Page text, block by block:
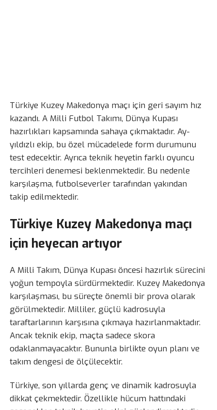
Türkiye Kuzey Makedonya maçı için geri sayım hız
kazandı. A Milli Futbol Takımı, Dünya Kupası
hazırlıkları kapsamında sahaya çıkmaktadır. Ay-
yıldızlı ekip, bu özel mücadelede form durumunu
test edecektir. Ayrıca teknik heyetin farklı oyuncu
tercihleri denemesi beklenmektedir. Bu nedenle
karşılaşma, futbolseverler tarafından yakından
takip edilmektedir.
Türkiye Kuzey Makedonya maçı
için heyecan artıyor
A Milli Takım, Dünya Kupası öncesi hazırlık sürecini
yoğun tempoyla sürdürmektedir. Kuzey Makedonya
karşılaşması, bu süreçte önemli bir prova olarak
görülmektedir. Milliler, güçlü kadrosuyla
taraftarlarının karşısına çıkmaya hazırlanmaktadır.
Ancak teknik ekip, maçta sadece skora
odaklanmayacaktır. Bununla birlikte oyun planı ve
takım dengesi de ölçülecektir.
Türkiye, son yıllarda genç ve dinamik kadrosuyla
dikkat çekmektedir. Özellikle hücum hattındaki